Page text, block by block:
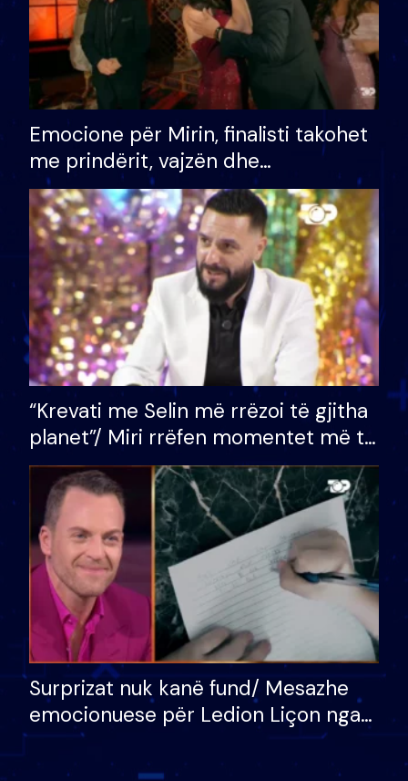
Emocione për Mirin, finalisti takohet
me prindërit, vajzën dhe
bashkëshorten: S’kemi ndonjë letër
divorci apo jo?
“Krevati me Selin më rrëzoi të gjitha
planet”/ Miri rrëfen momentet më të
bukura në shtëpinë e BB VIP: Do më
mungojë zilja e mëngjesit kur…
Surprizat nuk kanë fund/ Mesazhe
emocionuese për Ledion Liçon nga
nëna dhe fëmijët e tij, moderatori
nuk i mban dot lotët: Nuk meritoj…